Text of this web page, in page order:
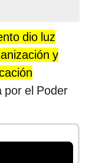
dio luz
y
por el Poder